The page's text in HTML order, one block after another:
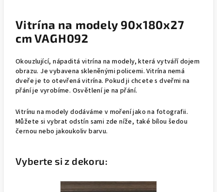
Vitrína na modely 90x180x27
cm VAGH092
Okouzlující, nápaditá vitrína na modely, která vytváří dojem
obrazu. Je vybavena skleněnými policemi. Vitrína nemá
dveře je to otevřená vitrína. Pokud ji chcete s dveřmi na
přání je vyrobíme. Osvětlení je na přání.
Vitrínu na modely dodáváme v moření jako na fotografii.
Můžete si vybrat odstín sami zde níže, také bílou šedou
černou nebo jakoukoliv barvu.
Vyberte si z dekoru: